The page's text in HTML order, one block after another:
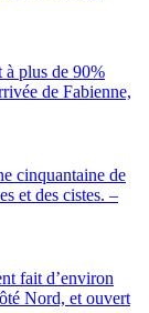
à plus de 90%
de Fabienne,
cinquantaine de
et des cistes. –
fait d’environ
Nord, et ouvert